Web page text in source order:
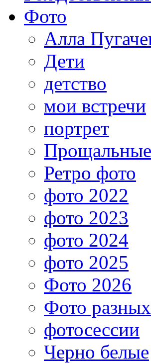
Фото
Алла
Дети
детство
мои встречи
портрет
Прощальные
Ретро фото
фото 2022
фото 2023
фото 2024
фото 2025
Фото 2026
Фото
фотосессии
Черно белые